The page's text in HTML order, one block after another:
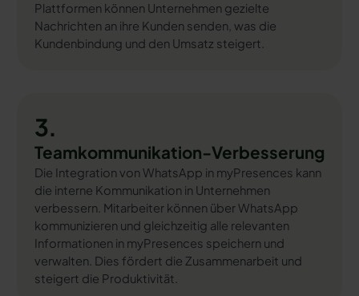
Plattformen können Unternehmen gezielte
Nachrichten an ihre Kunden senden, was die
Kundenbindung und den Umsatz steigert.
3.
Teamkommunikation-Verbesserung
Die Integration von WhatsApp in myPresences kann
die interne Kommunikation in Unternehmen
verbessern. Mitarbeiter können über WhatsApp
kommunizieren und gleichzeitig alle relevanten
Informationen in myPresences speichern und
verwalten. Dies fördert die Zusammenarbeit und
steigert die Produktivität.